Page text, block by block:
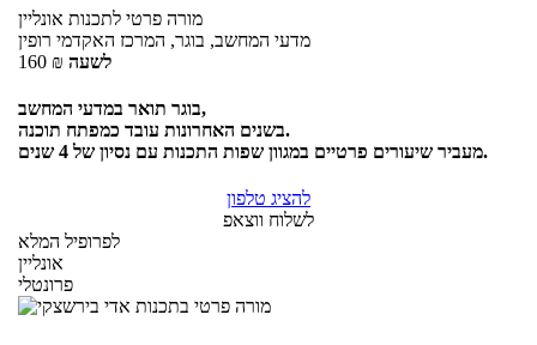
מורה פרטי לתכנות אונליין
מדעי המחשב, בוגר, המרכז האקדמי רופין
160 ₪ לשעה
בוגר תואר במדעי המחשב,
בשנים האחרונות עובד כמפתח תוכנה.
מעביר שיעורים פרטיים במגוון שפות התכנות עם נסיון של 4 שנים.
להציג טלפון
לשלוח ווצאפ
לפרופיל המלא
אונליין
פרונטלי